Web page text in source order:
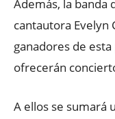
Además, la banda
cantautora Evelyn
ganadores de
ofrecerán
A ellos se sumará